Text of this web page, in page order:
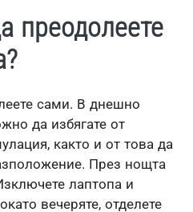
преодолеете
сами. В днешно
да избягате от
както и от това да
През нощта
лаптопа и
вечеряте, отделете